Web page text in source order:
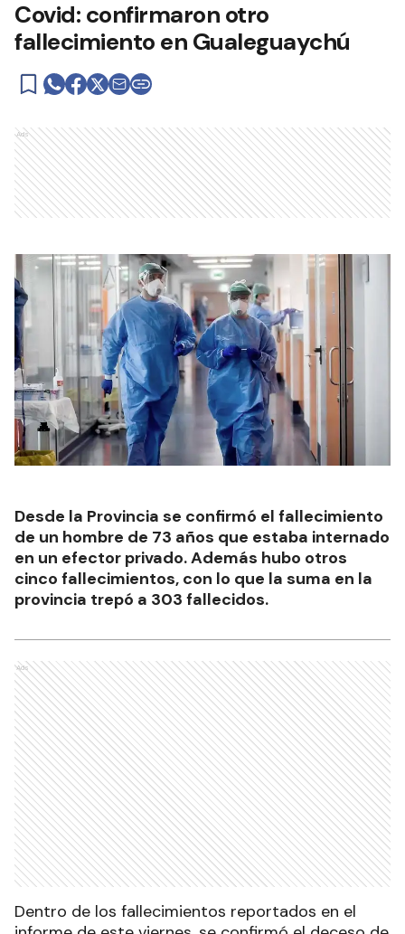
Covid: confirmaron otro
fallecimiento en Gualeguaychú
Ads
Desde la Provincia se confirmó el fallecimiento
de un hombre de 73 años que estaba internado
en un efector privado. Además hubo otros
cinco fallecimientos, con lo que la suma en la
provincia trepó a 303 fallecidos.
Ads
Dentro de los fallecimientos reportados en el